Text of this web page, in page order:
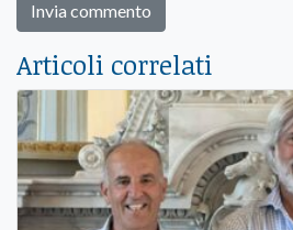
Articoli correlati